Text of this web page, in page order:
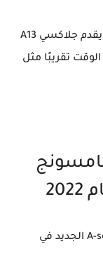
هل تبحث عن هاتف 5G أرخص؟ ثم يمكن أن يقدم جلاكسي A13
تقريبًا مثل
من المحتمل أن تقدم سامسونج طراز A-series الجديد في